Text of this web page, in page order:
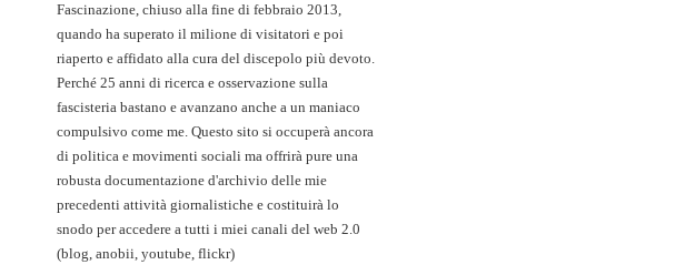
Fascinazione, chiuso alla fine di febbraio 2013,
quando ha superato il milione di visitatori e poi
riaperto e affidato alla cura del discepolo più devoto.
Perché 25 anni di ricerca e osservazione sulla
fascisteria bastano e avanzano anche a un maniaco
compulsivo come me. Questo sito si occuperà ancora
di politica e movimenti sociali ma offrirà pure una
robusta documentazione d'archivio delle mie
precedenti attività giornalistiche e costituirà lo
snodo per accedere a tutti i miei canali del web 2.0
(blog, anobii, youtube, flickr)